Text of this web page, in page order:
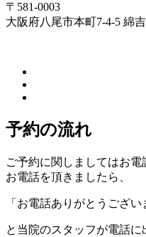
〒581-0003
大阪府八尾市本町7-4-5 綿
予約の流れ
ご予約に関しましてはお電
お電話を頂きましたら、
「お電話ありがとうござ
と当院のスタッフが電話に